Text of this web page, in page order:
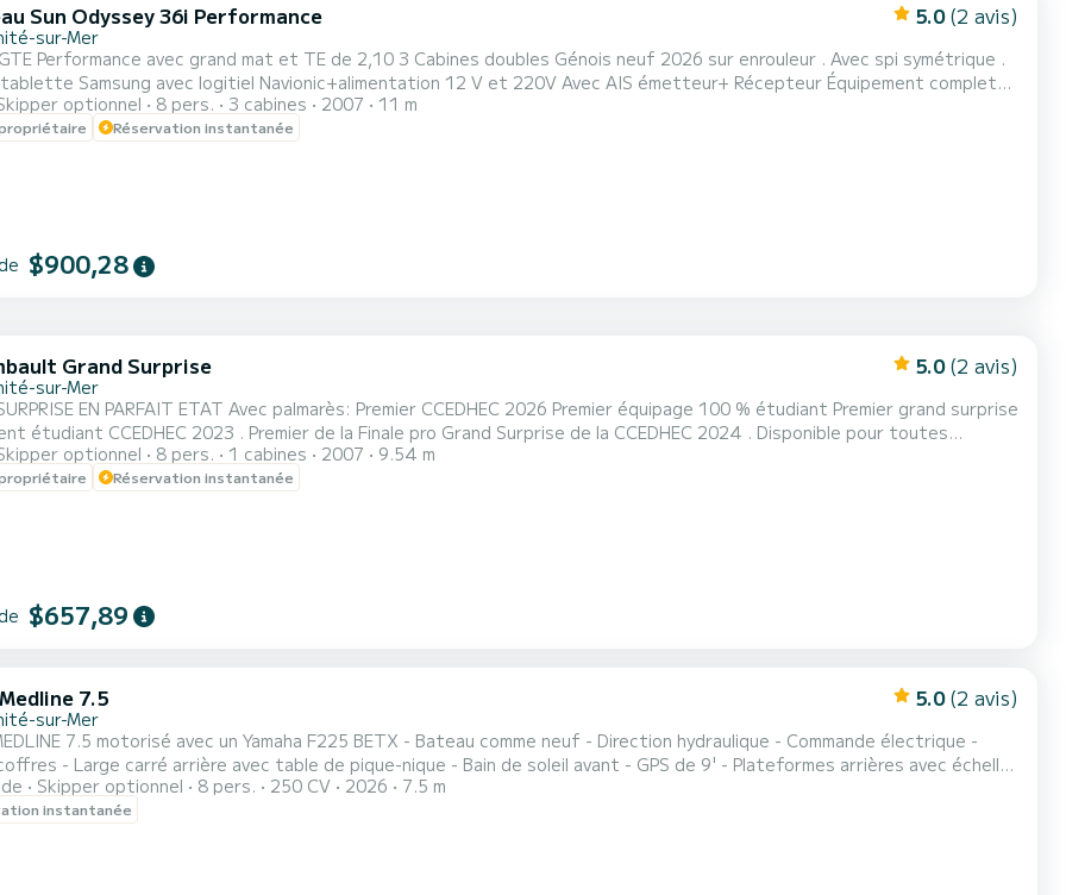
Sun Odyssey 36i Performance 5.0 (2 avis)
sur-Mer
Performance avec grand mat et TE de 2,10 3 Cabines doubles Génois neuf 2026 sur enrouleur . Avec spi symétrique .
Samsung avec logitiel Navionic+alimentation 12 V et 220V Avec AIS émetteur+ Récepteur Équipement complet
avec balise de détresse EPIRD Tarif spécifique pour les régates en 2026/2027 Avec petit moteur
optionnel 8 pers. 3 cabines 2007 11 m
Réservation instantanée
$900,28
Grand Surprise 5.0 (2 avis)
sur-Mer
PARFAIT ETAT Avec palmarès: Premier CCEDHEC 2026 Premier équipage 100 % étudiant Premier grand surprise
2023 . Premier de la Finale pro Grand Surprise de la CCEDHEC 2024 . Disponible pour toutes
ou régates Tarif spécial sur les régates 2026. CC EDHEC 2027 ,Spi Ouest France 2027 , Nuit de l'Armen 2027.( équipage
en semi Hauturier) , Grand prix du Crouesty 2026 Tour du Finistère 2026/2027 Palmarès sur : ARMOR CUP
optionnel 8 pers. 1 cabines 2007 9.54 m
Réservation instantanée
$657,89
7.5 5.0 (2 avis)
sur-Mer
7.5 motorisé avec un Yamaha F225 BETX - Bateau comme neuf - Direction hydraulique - Commande électrique -
- Large carré arrière avec table de pique-nique - Bain de soleil avant - GPS de 9' - Plateformes arrières avec échelle
passer des heures à discuter avec vos meilleurs amis au milieu d’une crique paradisiaque, ça
On a créé le carré arrière « en O » du Medline 7.5 rien que pour ça ! Meilleur carré arrière du marc...
Skipper optionnel 8 pers. 250 CV 2026 7.5 m
instantanée